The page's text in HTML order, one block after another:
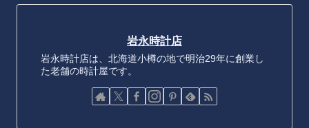
岩永時計店
岩永時計店は、北海道小樽の地で明治29年に創業し
た老舗の時計屋です。